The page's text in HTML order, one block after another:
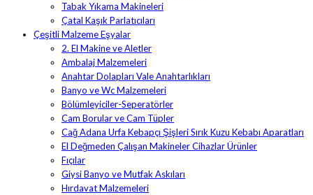
Tabak Yıkama Makineleri
Çatal Kaşık Parlatıcıları
Çeşitli Malzeme Eşyalar
2. El Makine ve Aletler
Ambalaj Malzemeleri
Anahtar Dolapları Vale Anahtarlıkları
Banyo ve Wc Malzemeleri
Bölümleyiciler-Seperatörler
Cam Borular ve Cam Tüpler
Cağ Adana Urfa Kebapçı Şişleri Sırık Kuzu Kebabı Aparatları
El Değmeden Çalışan Makineler Cihazlar Ürünler
Fıçılar
Giysi Banyo ve Mutfak Askıları
Hırdavat Malzemeleri